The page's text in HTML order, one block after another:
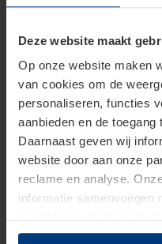
Deze website maakt
Op onze website maken
van cookies om de
personaliseren, functies
aanbieden en de
Daarnaast geven wij
website door aan onze
reclame en analyse.
informatie samenvoegen
hun diensten hebben